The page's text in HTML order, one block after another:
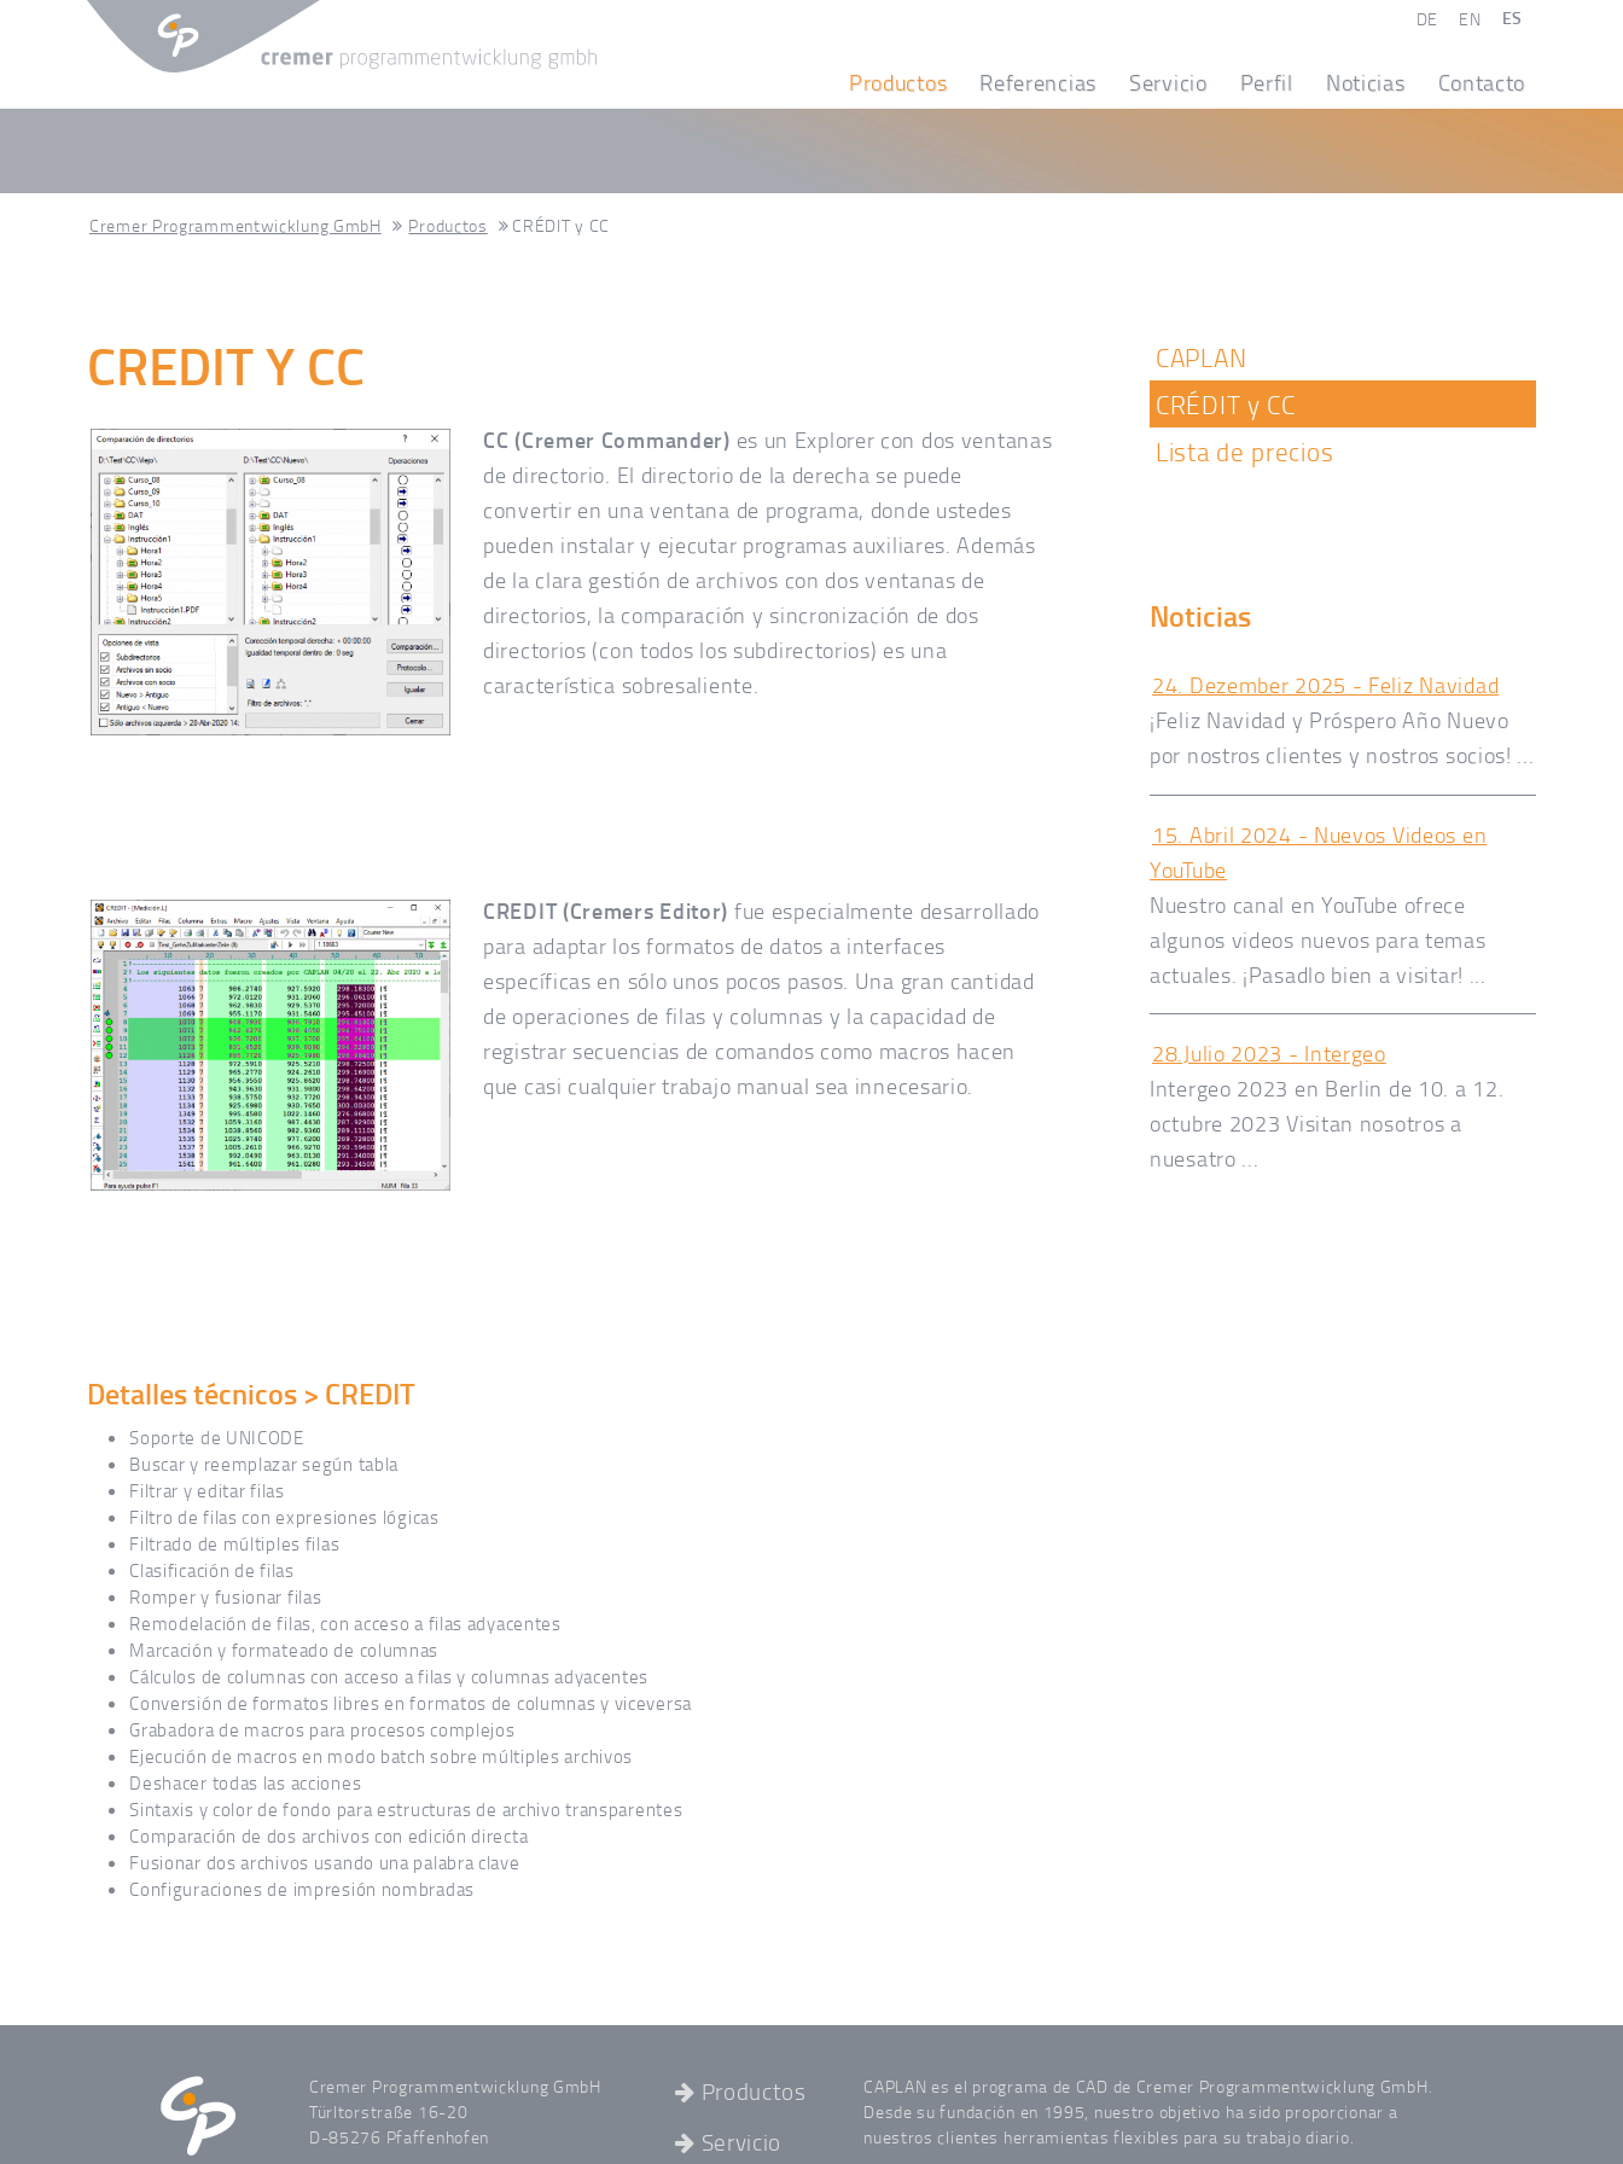
DE EN ES
Productos Referencias Servicio Perfil Noticias Contacto
Cremer Programmentwicklung GmbH Productos CRÉDIT y CC
CREDIT Y CC
CC (Cremer Commander) es un Explorer con dos ventanas
de directorio. El directorio de la derecha se puede
convertir en una ventana de programa, donde ustedes
pueden instalar y ejecutar programas auxiliares. Además
de la clara gestión de archivos con dos ventanas de
directorios, la comparación y sincronización de dos
directorios (con todos los subdirectorios) es una
característica sobresaliente.
CREDIT (Cremers Editor) fue especialmente desarrollado
para adaptar los formatos de datos a interfaces
específicas en sólo unos pocos pasos. Una gran cantidad
de operaciones de filas y columnas y la capacidad de
registrar secuencias de comandos como macros hacen
que casi cualquier trabajo manual sea innecesario.
Detalles técnicos > CREDIT
Soporte de UNICODE
Buscar y reemplazar según tabla
Filtrar y editar filas
Filtro de filas con expresiones lógicas
Filtrado de múltiples filas
Clasificación de filas
Romper y fusionar filas
Remodelación de filas, con acceso a filas adyacentes
Marcación y formateado de columnas
Cálculos de columnas con acceso a filas y columnas adyacentes
Conversión de formatos libres en formatos de columnas y viceversa
Grabadora de macros para procesos complejos
Ejecución de macros en modo batch sobre múltiples archivos
Deshacer todas las acciones
Sintaxis y color de fondo para estructuras de archivo transparentes
Comparación de dos archivos con edición directa
Fusionar dos archivos usando una palabra clave
Configuraciones de impresión nombradas
CAPLAN
CRÉDIT y CC
Lista de precios
Noticias
24. Dezember 2025 - Feliz Navidad
¡Feliz Navidad y Próspero Año Nuevo
por nostros clientes y nostros socios! ...
15. Abril 2024 - Nuevos Videos en
YouTube
Nuestro canal en YouTube ofrece
algunos videos nuevos para temas
actuales. ¡Pasadlo bien a visitar! ...
28.Julio 2023 - Intergeo
Intergeo 2023 en Berlin de 10. a 12.
octubre 2023 Visitan nosotros a
nuesatro ...
Cremer Programmentwicklung GmbH
Türltorstraße 16-20
D-85276 Pfaffenhofen
Productos
Servicio
CAPLAN es el programa de CAD de Cremer Programmentwicklung GmbH.
Desde su fundación en 1995, nuestro objetivo ha sido proporcionar a
nuestros clientes herramientas flexibles para su trabajo diario.